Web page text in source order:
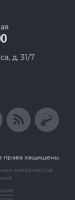
д. 31/7
права защищены.
материалов